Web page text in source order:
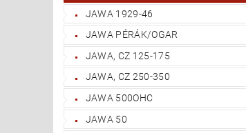
JAWA 1929-46
JAWA PÉRÁK/OGAR
JAWA, CZ 125-175
JAWA, CZ 250-350
JAWA 500OHC
JAWA 50